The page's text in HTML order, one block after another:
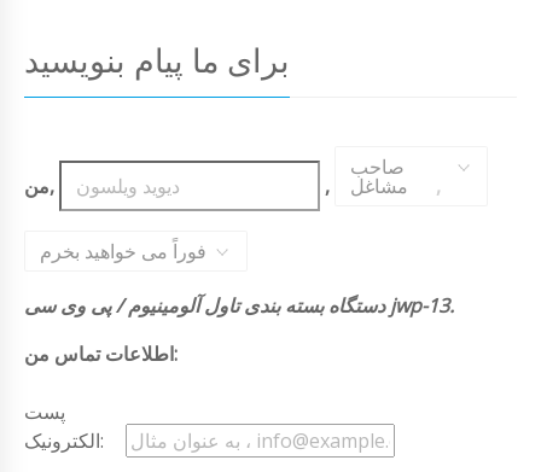
برای ما پیام بنویسید
من, ,
صاحب
مشاغل ,
فوراً می خواهید بخرم
دستگاه بسته بندی تاول آلومینیوم / پی وی سی jwp-13.
اطلاعات تماس من:
پست
الکترونیک: